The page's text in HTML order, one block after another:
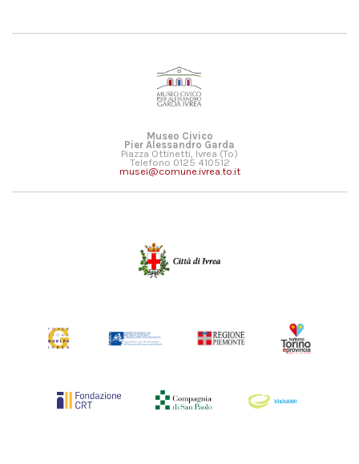
Museo Civico
Pier Alessandro Garda
Piazza Ottinetti, Ivrea (To)
Telefono 0125 410512
musei@comune.ivrea.to.it